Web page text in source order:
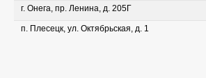
г. Онега, пр. Ленина, д. 205Г
п. Плесецк, ул. Октябрьская, д. 1